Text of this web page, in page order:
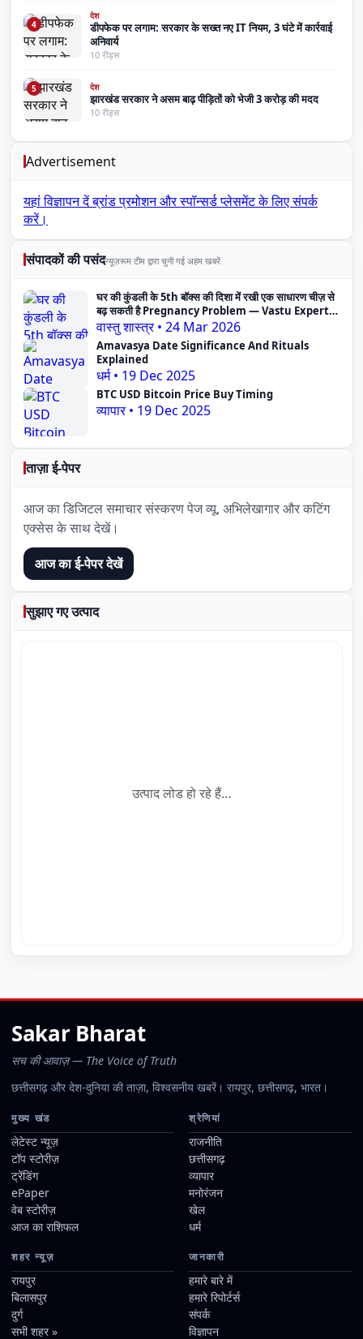
4
देश
डीपफेक पर लगाम: सरकार के सख्त नए IT नियम, 3 घंटे में कार्रवाई
अनिवार्य
10 रीड्स
5 देश
झारखंड सरकार ने असम बाढ़ पीड़ितों को भेजी 3 करोड़ की मदद
10 रीड्स
Advertisement
यहां विज्ञापन देंब्रांड प्रमोशन और स्पॉन्सर्ड प्लेसमेंट के लिए संपर्क
करें।
संपादकों की पसंदन्यूज़रूम टीम द्वारा चुनी गई अहम खबरें
घर की कुंडली के 5th बॉक्स की दिशा में रखी एक साधारण चीज़ से
बढ़ सकती है Pregnancy Problem — Vastu Expert
का दावा
वास्तु शास्त्र • 24 Mar 2026
Amavasya Date Significance And Rituals
Explained
धर्म • 19 Dec 2025
BTC USD Bitcoin Price Buy Timing
व्यापार • 19 Dec 2025
ताज़ा ई-पेपर
आज का डिजिटल समाचार संस्करण पेज व्यू, अभिलेखागार और कटिंग
एक्सेस के साथ देखें।
आज का ई-पेपर देखें
सुझाए गए उत्पाद
उत्पाद लोड हो रहे हैं…
Sakar Bharat
सच की आवाज़ — The Voice of Truth
छत्तीसगढ़ और देश-दुनिया की ताज़ा, विश्वसनीय खबरें। रायपुर, छत्तीसगढ़, भारत।
मुख्य खंड
लेटेस्ट न्यूज़
टॉप स्टोरीज़
ट्रेंडिंग
ePaper
वेब स्टोरीज़
आज का राशिफल
श्रेणियां
राजनीति
छत्तीसगढ़
व्यापार
मनोरंजन
खेल
धर्म
शहर न्यूज़
रायपुर
बिलासपुर
दुर्ग
सभी शहर »
जानकारी
हमारे बारे में
हमारे रिपोर्टर्स
संपर्क
विज्ञापन